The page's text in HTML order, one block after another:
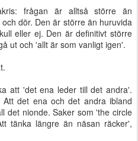
frågan är alltså större än
dör. Den är större än huruvida
eller ej. Den är definitivt större
ut och 'allt är som vanligt igen'.
att 'det ena leder till det andra'.
det ena och det andra ibland
det nionde. Saker som 'the circle
tänka längre än näsan räcker',